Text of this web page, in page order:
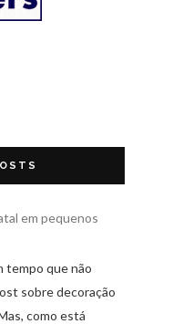
em pequenos
tempo que não
sobre decoração
como está